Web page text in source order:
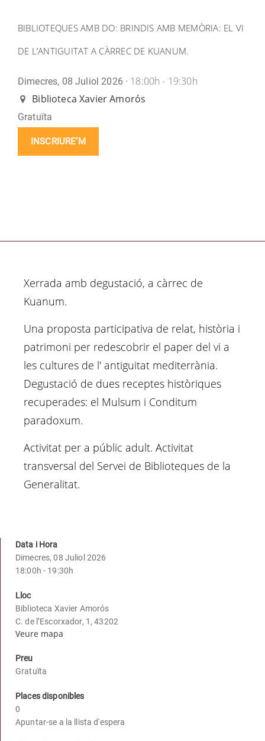
BIBLIOTEQUES AMB DO: BRINDIS AMB MEMÒRIA: EL VI
DE L’ANTIGUITAT A CÀRREC DE KUANUM.
Dimecres, 08 Juliol 2026 · 18:00h - 19:30h
Biblioteca Xavier Amorós
Gratuïta
INSCRIURE’M
Xerrada amb degustació, a càrrec de
Kuanum.
Una proposta participativa de relat, història i
patrimoni per redescobrir el paper del vi a
les cultures de l' antiguitat mediterrània.
Degustació de dues receptes històriques
recuperades: el Mulsum i Conditum
paradoxum.
Activitat per a públic adult. Activitat
transversal del Servei de Biblioteques de la
Generalitat.
Data i Hora
Dimecres, 08 Juliol 2026
18:00h - 19:30h
Lloc
Biblioteca Xavier Amorós
C. de l’Escorxador, 1, 43202
Veure mapa
Preu
Gratuïta
Places disponibles
0
Apuntar-se a la llista d'espera